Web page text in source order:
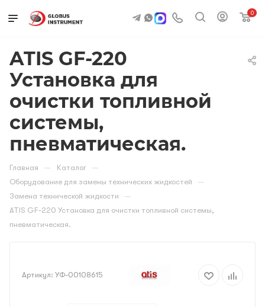
0
ATIS GF-220
Установка для
очистки топливной
системы,
пневматическая.
Главная — Каталог —
Оборудование для замены технических жидкостей —
Замена технической жидкости —
ATIS GF-220 Установка для очистки топливной системы,
пневматическая.
Артикул: УФ-00108615